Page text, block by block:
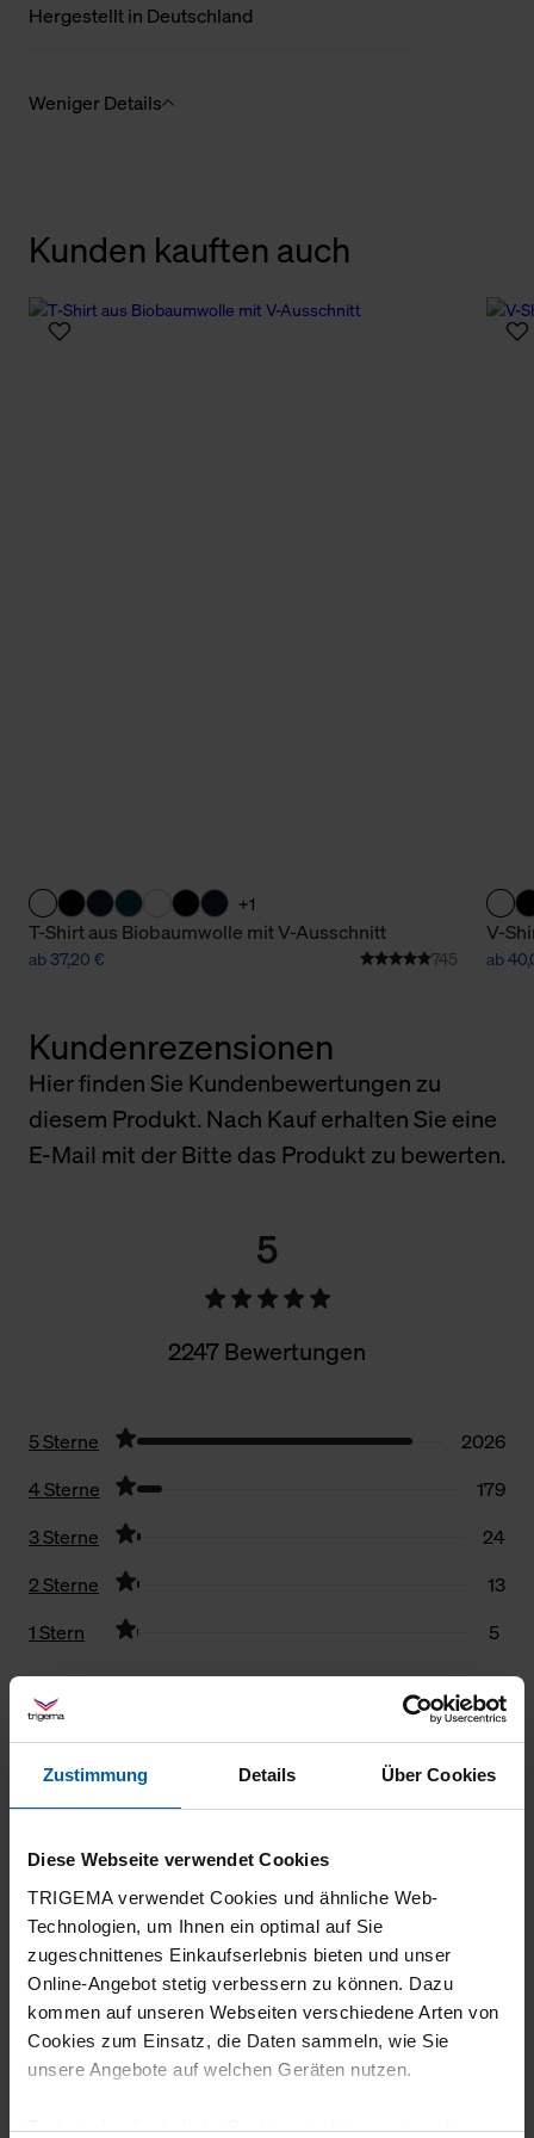
Zustimmung Details Über Cookies
Diese Webseite verwendet Cookies
TRIGEMA verwendet Cookies und ähnliche Web-
Technologien, um Ihnen ein optimal auf Sie
zugeschnittenes Einkaufserlebnis bieten und unser
Online-Angebot stetig verbessern zu können. Dazu
kommen auf unseren Webseiten verschiedene Arten von
Cookies zum Einsatz, die Daten sammeln, wie Sie
unsere Angebote auf welchen Geräten nutzen.
Technisch erforderliche Cookies sind eine notwendige
Hergestellt in Deutschland
Weniger Details
Kunden kauften auch
+1
T-Shirt aus Biobaumwolle mit V-Ausschnitt
ab 37,20 € 745
V-
ab
Kundenrezensionen
Hier finden Sie Kundenbewertungen zu
diesem Produkt. Nach Kauf erhalten Sie eine
E-Mail mit der Bitte das Produkt zu bewerten.
5
2247 Bewertungen
5 Sterne
2026
4 Sterne
179
3 Sterne
24
2 Sterne
13
1 Stern
5
28.07.2026
26.07.2026
5
Auch hier: Wiederholungskauf, Qualität super